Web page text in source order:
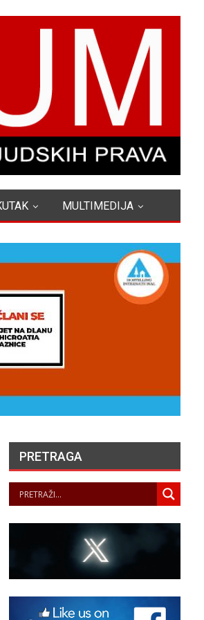
MULTIMEDIJA
PRETRAGA